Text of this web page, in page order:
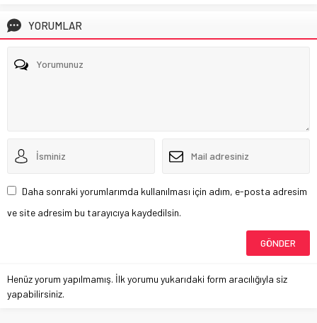
YORUMLAR
Daha sonraki yorumlarımda kullanılması için adım, e-posta adresim
ve site adresim bu tarayıcıya kaydedilsin.
Henüz yorum yapılmamış. İlk yorumu yukarıdaki form aracılığıyla siz
yapabilirsiniz.